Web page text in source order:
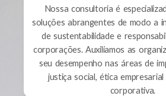
Nossa consultoria é
soluções abrangentes de modo a
de sustentabilidade e
corporações. Auxiliamos as
seu desempenho nas áreas de
justiça social, ética
corporativa.